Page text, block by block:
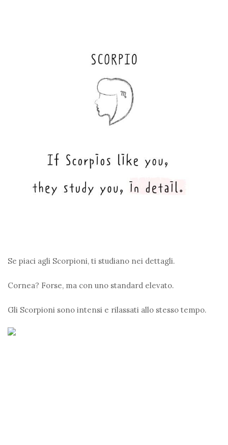
Se piaci agli Scorpioni, ti studiano nei dettagli.
Cornea? Forse, ma con uno standard elevato.
Gli Scorpioni sono intensi e rilassati allo stesso tempo.